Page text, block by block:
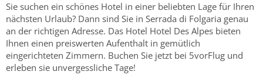
Sie suchen ein schönes Hotel in einer beliebten Lage für Ihren
nächsten Urlaub? Dann sind Sie in Serrada di Folgaria genau
an der richtigen Adresse. Das Hotel Hotel Des Alpes bieten
Ihnen einen preiswerten Aufenthalt in gemütlich
eingerichteten Zimmern. Buchen Sie jetzt bei 5vorFlug und
erleben sie unvergessliche Tage!